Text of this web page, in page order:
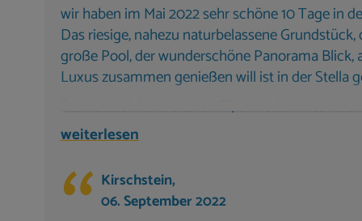
wir haben im Mai 2022 sehr schöne 10 Tage in
Das riesige, nahezu naturbelassene
große Pool, der wunderschöne Panorama
Luxus zusammen genießen will ist in der Stella
Danke auch für die tollen Tips mit der Miet-
guten Restaurantempfehlungen.
Wir sehen uns im Jahr 2024 wieder!
Herzliche Grüße aus Minden/Westfalen
weiterlesen
Kirschstein,
06. September 2022